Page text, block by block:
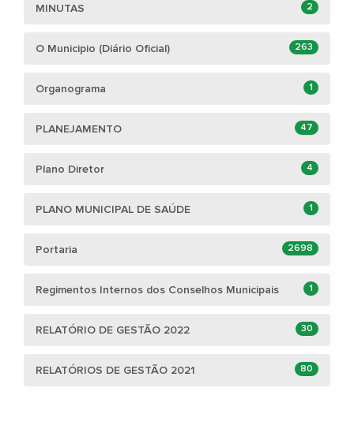
MINUTAS 2
O Municipio (Diário Oficial) 263
Organograma 1
PLANEJAMENTO 47
Plano Diretor 4
PLANO MUNICIPAL DE SAÚDE 1
Portaria 2698
Regimentos Internos dos Conselhos Municipais 1
RELATÓRIO DE GESTÃO 2022 30
RELATÓRIOS DE GESTÃO 2021 80